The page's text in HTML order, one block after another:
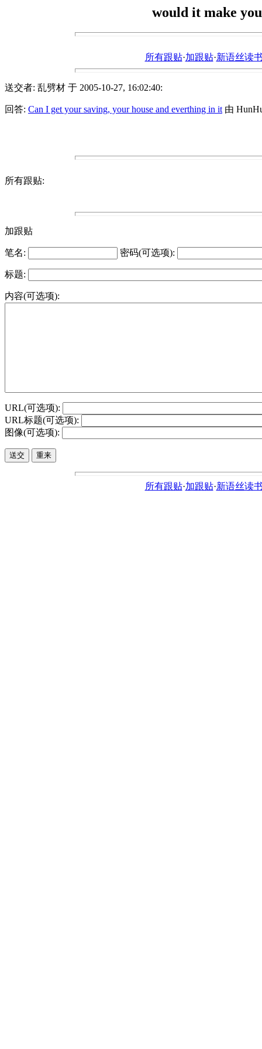
would it make
所有跟贴·加跟贴·新语丝读
送交者: 乱劈材 于 2005-10-27, 16:02:40:
回答: Can I get your saving, your house and everthing in it 由
所有跟贴:
加跟贴
笔名: 密码(可选项):
标题:
内容(可选项):
URL(可选项):
URL标题(可选项):
图像(可选项):
所有跟贴·加跟贴·新语丝读